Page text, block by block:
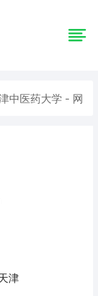
中医药大学 - 网
津